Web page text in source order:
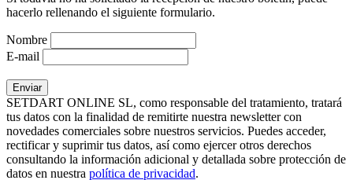
hacerlo rellenando el siguiente formulario.
Nombre
E-mail
SETDART ONLINE SL, como responsable del tratamiento, tratará
tus datos con la finalidad de remitirte nuestra newsletter con
novedades comerciales sobre nuestros servicios. Puedes acceder,
rectificar y suprimir tus datos, así como ejercer otros derechos
consultando la información adicional y detallada sobre protección de
datos en nuestra política de privacidad.